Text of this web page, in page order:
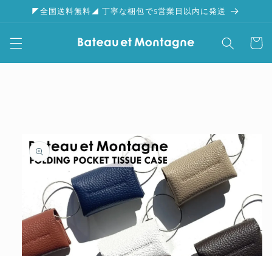
ンツに
◤全国送料無料◢ 丁寧な梱包で5営業日以内に発送
ー